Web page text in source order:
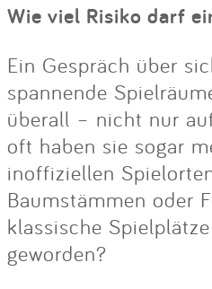
Wie viel Risiko darf
Ein Gespräch über
spannende
überall – nicht nur
oft haben sie sogar
inoffiziellen
Baumstämmen oder
klassische
geworden?